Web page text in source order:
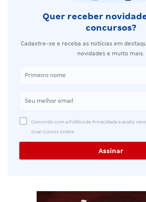
Quer receber
concursos?
Cadastre-se e receba as notícias em
novidades e muito mais.
Concordo com a Política de Privacidade e aceito
Gran Cursos Online.